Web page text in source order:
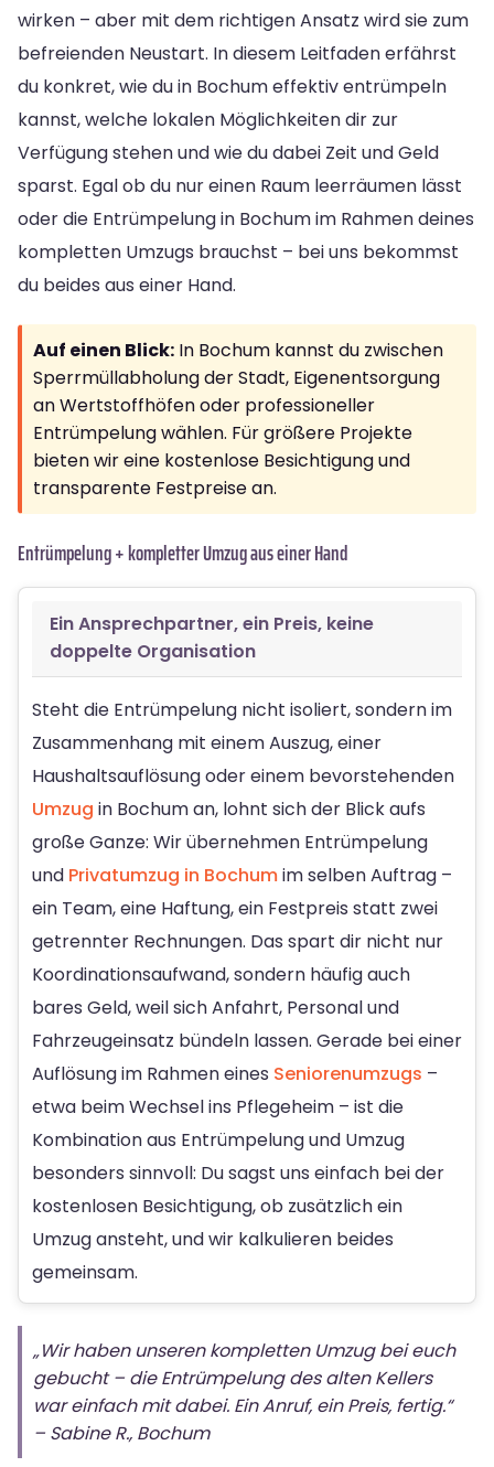
wirken – aber mit dem richtigen Ansatz wird sie zum
befreienden Neustart. In diesem Leitfaden erfährst
du konkret, wie du in Bochum effektiv entrümpeln
kannst, welche lokalen Möglichkeiten dir zur
Verfügung stehen und wie du dabei Zeit und Geld
sparst. Egal ob du nur einen Raum leerräumen lässt
oder die Entrümpelung in Bochum im Rahmen deines
kompletten Umzugs brauchst – bei uns bekommst
du beides aus einer Hand.
Auf einen Blick: In Bochum kannst du zwischen
Sperrmüllabholung der Stadt, Eigenentsorgung
an Wertstoffhöfen oder professioneller
Entrümpelung wählen. Für größere Projekte
bieten wir eine kostenlose Besichtigung und
transparente Festpreise an.
Entrümpelung + kompletter Umzug aus einer Hand
Ein Ansprechpartner, ein Preis, keine
doppelte Organisation
Steht die Entrümpelung nicht isoliert, sondern im
Zusammenhang mit einem Auszug, einer
Haushaltsauflösung oder einem bevorstehenden
Umzug in Bochum an, lohnt sich der Blick aufs
große Ganze: Wir übernehmen Entrümpelung
und Privatumzug in Bochumim selben Auftrag –
ein Team, eine Haftung, ein Festpreis statt zwei
getrennter Rechnungen. Das spart dir nicht nur
Koordinationsaufwand, sondern häufig auch
bares Geld, weil sich Anfahrt, Personal und
Fahrzeugeinsatz bündeln lassen. Gerade bei einer
Auflösung im Rahmen eines Seniorenumzugs –
etwa beim Wechsel ins Pflegeheim – ist die
Kombination aus Entrümpelung und Umzug
besonders sinnvoll: Du sagst uns einfach bei der
kostenlosen Besichtigung, ob zusätzlich ein
Umzug ansteht, und wir kalkulieren beides
gemeinsam.
„Wir haben unseren kompletten Umzug bei euch
gebucht – die Entrümpelung des alten Kellers
war einfach mit dabei. Ein Anruf, ein Preis, fertig.“
– Sabine R., Bochum